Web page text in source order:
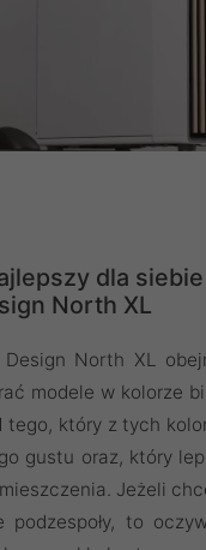
dla
North XL
North XL
modele w kolorze
tego, który z tych
gustu oraz, który
Jeżeli
podzespoły, to